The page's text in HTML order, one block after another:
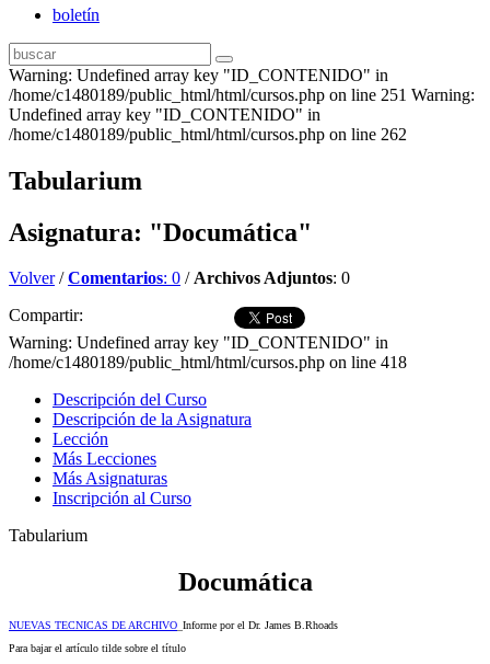
boletín
Warning: Undefined array key "ID_CONTENIDO" in
/home/c1480189/public_html/html/cursos.php on line 251 Warning:
Undefined array key "ID_CONTENIDO" in
/home/c1480189/public_html/html/cursos.php on line 262
Tabularium
Asignatura: "Documática"
Volver/Comentarios: 0 /Archivos Adjuntos: 0
Compartir:
Warning: Undefined array key "ID_CONTENIDO" in
/home/c1480189/public_html/html/cursos.php on line 418
Descripción del Curso
Descripción de la Asignatura
Lección
Más Lecciones
Más Asignaturas
Inscripción al Curso
Tabularium
Documática
NUEVAS TECNICAS DE ARCHIVO _Informe por el Dr. James B.Rhoads
Para bajar el artículo tilde sobre el título